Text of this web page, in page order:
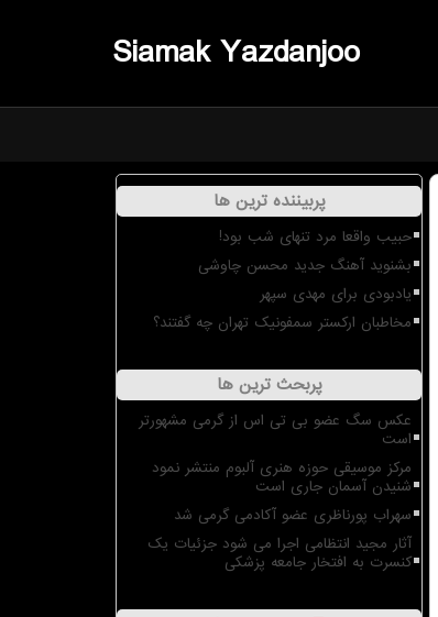
Siamak Yazdanjoo
پربیننده ترین ها
حبیب واقعا مرد تنهای شب بود!
بشنوید آهنگ جدید محسن چاوشی
یادبودی برای مهدی سپهر
مخاطبان ارکستر سمفونیک تهران چه گفتند؟
پربحث ترین ها
عکس سگ عضو بی تی اس از گرمی مشهورتر
است
مرکز موسیقی حوزه هنری آلبوم منتشر نمود
شنیدن آسمان جاری است
سهراب پورناظری عضو آکادمی گرمی شد
آثار مجید انتظامی اجرا می شود جزئیات یک
کنسرت به افتخار جامعه پزشکی